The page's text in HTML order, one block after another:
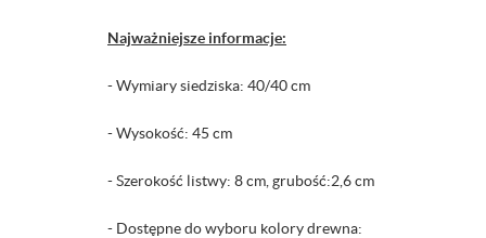
Najważniejsze informacje:
- Wymiary siedziska: 40/40 cm
- Wysokość: 45 cm
- Szerokość listwy: 8 cm, grubość:2,6 cm
- Dostępne do wyboru kolory drewna: